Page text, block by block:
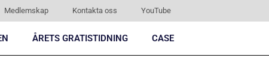
Medlemskap Kontakta oss YouTube
ÅRETS GRATISTIDNING CASE